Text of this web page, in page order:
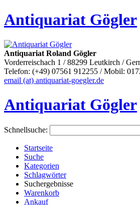
Antiquariat Gögler
Antiquariat Roland Gögler
Vorderreischach 1 / 88299 Leutkirch /
Telefon: (+49) 07561 912255 / Mobil:
email (at) antiquariat-goegler.de
Antiquariat Gögler
Schnellsuche:
Startseite
Suche
Kategorien
Schlagwörter
Suchergebnisse
Warenkorb
Ankauf